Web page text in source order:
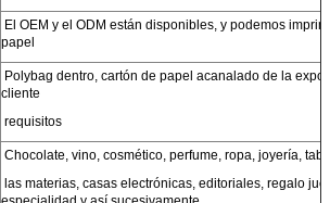
El OEM y el ODM están disponibles, y podemos
papel
Polybag dentro, cartón de papel acanalado de la
cliente
requisitos
Chocolate, vino, cosmético, perfume, ropa, joyería,
las materias, casas electrónicas, editoriales, regalo